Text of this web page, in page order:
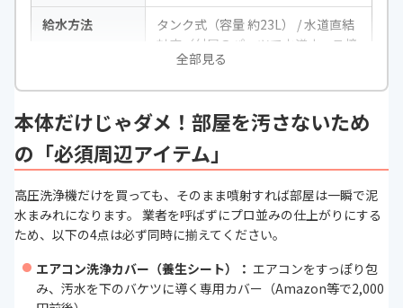
給水方法
タンク式（容量 約23L） / 水道直結
対応（付属のパーツで水道ホース接
続も可能）
z共用）
水流調節機能
あり（付属の「拡散可変ランス」の
先端を回すことで、直射から拡散・
低圧への調節が可能）
許容水温
40℃以下
吐出圧力
常用吐出圧力：6.5 MPa（拡散可変
ランス使用時） / 最大許容圧力：約
全部見る
本体だけじゃダメ！部屋を汚さないため
の「必須周辺アイテム」
高圧洗浄機だけを買っても、そのまま噴射すれば部屋は一瞬で泥
水まみれになります。 業者を呼ばずにプロ並みの仕上がりにする
ため、以下の4点は必ず同時に揃えてください。
エアコン洗浄カバー（養生シート）： エアコンをすっぽり包
み、汚水を下のバケツに導く専用カバー（Amazon等で2,000